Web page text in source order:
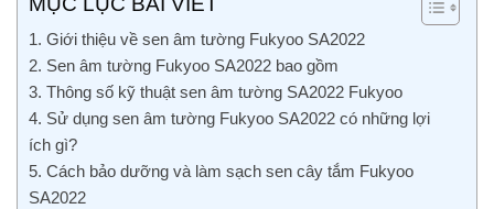
1. Giới thiệu về sen âm tường Fukyoo SA2022
2. Sen âm tường Fukyoo SA2022 bao gồm
3. Thông số kỹ thuật sen âm tường SA2022 Fukyoo
4. Sử dụng sen âm tường Fukyoo SA2022 có những lợi
ích gì?
5. Cách bảo dưỡng và làm sạch sen cây tắm Fukyoo
SA2022